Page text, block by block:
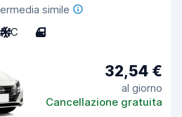
simile
A/C 4
32,54 €
al giorno
Cancellazione gratuita